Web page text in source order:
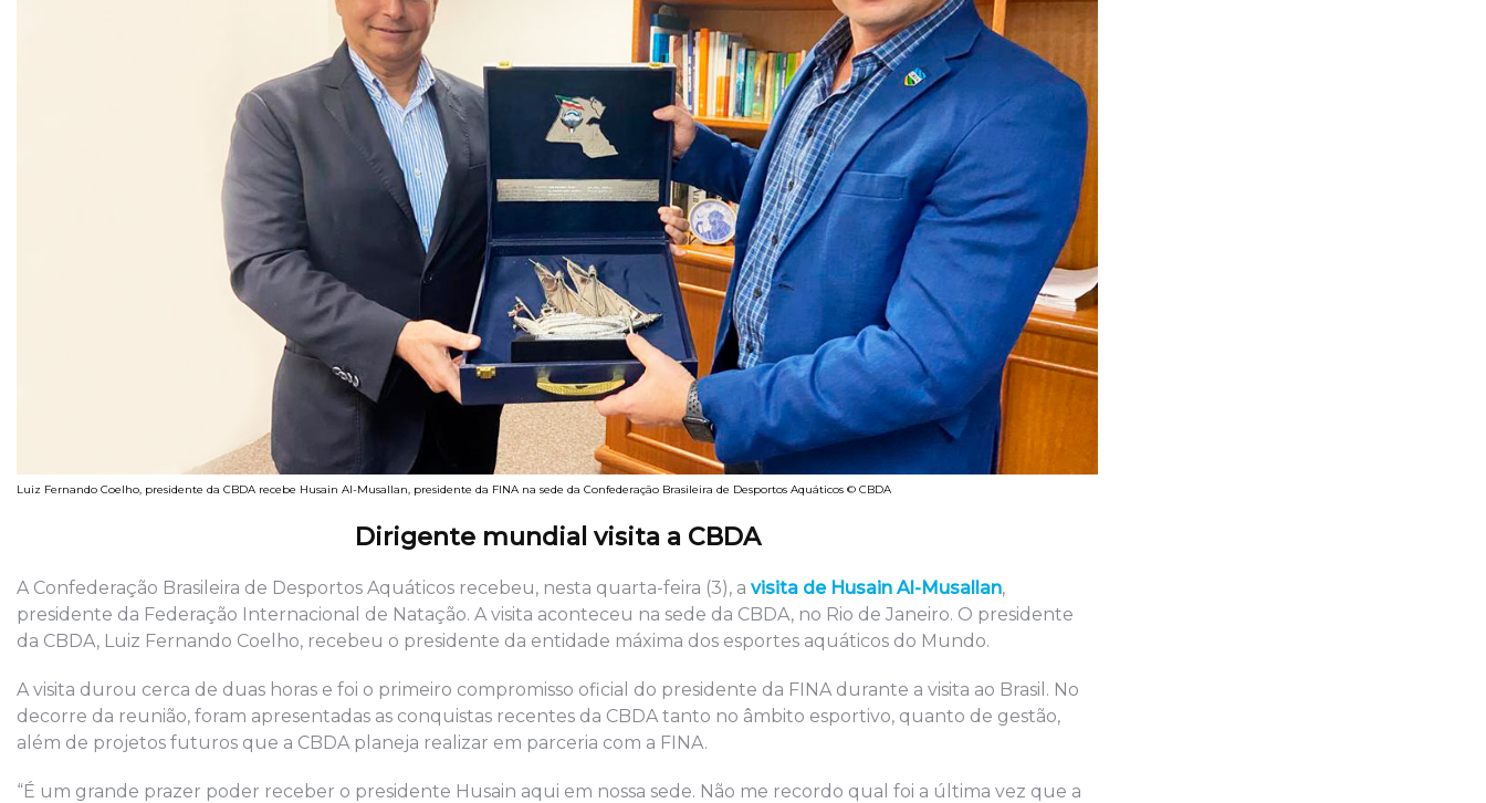
Luiz Fernando Coelho, presidente da CBDA recebe Husain Al-Musallan, presidente da FINA na sede da Confederação Brasileira de Desportos Aquáticos © CBDA
Dirigente mundial visita a CBDA
A Confederação Brasileira de Desportos Aquáticos recebeu, nesta quarta-feira (3), a visita de Husain Al-Musallan,
presidente da Federação Internacional de Natação. A visita aconteceu na sede da CBDA, no Rio de Janeiro. O presidente
da CBDA, Luiz Fernando Coelho, recebeu o presidente da entidade máxima dos esportes aquáticos do Mundo.
A visita durou cerca de duas horas e foi o primeiro compromisso oficial do presidente da FINA durante a visita ao Brasil. No
decorre da reunião, foram apresentadas as conquistas recentes da CBDA tanto no âmbito esportivo, quanto de gestão,
além de projetos futuros que a CBDA planeja realizar em parceria com a FINA.
“É um grande prazer poder receber o presidente Husain aqui em nossa sede. Não me recordo qual foi a última vez que a